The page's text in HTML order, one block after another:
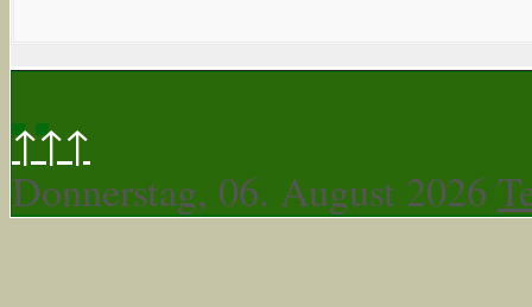
↑↑↑
Donnerstag, 06. August 2026